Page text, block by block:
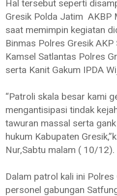
Hal tersebut seperti
Gresik Polda Jatim AKBP
saat memimpin kegiatan
Binmas Polres Gresik
Kamsel Satlantas Polres
serta Kanit Gakum IPDA
“Patroli skala besar kami
mengantisipasi tindak
tawuran massal serta
hukum Kabupaten
Nur,Sabtu malam ( 10/12).
Dalam patrol kali ini
personel gabungan